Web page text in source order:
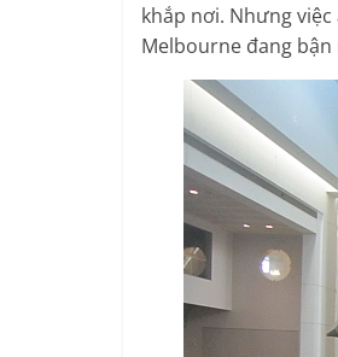
khắp nơi. Nhưng
Melbourne đang bận